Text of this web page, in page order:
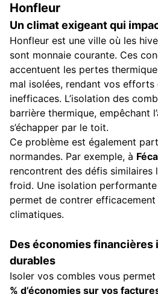
Honfleur
Un climat exigeant qui
Honfleur est une ville où les
sont monnaie courante. Ces
accentuent les pertes
mal isolées, rendant vos efforts
inefficaces. L’isolation des
barrière thermique, empêchant
s’échapper par le toit.
Ce problème est également
normandes. Par exemple, à
rencontrent des défis similaires
froid. Une isolation
permet de contrer
climatiques.
Des économies financières
durables
Isoler vos combles vous permet
% d’économies sur vos